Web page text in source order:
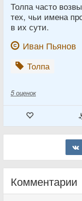
Толпа часто
тех, чьи имена
в их сути.
Иван Пьянов
Толпа
5 оценок
Комментарии